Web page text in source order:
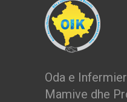
Oda e
Mamive dhe